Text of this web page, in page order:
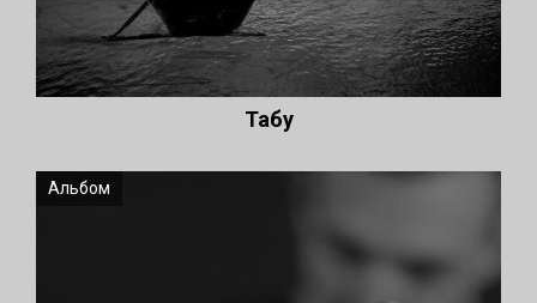
Табу
Альбом